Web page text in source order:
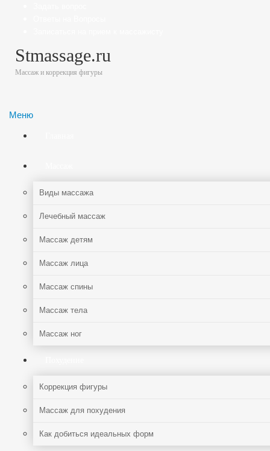
Stmassage.ru
Массаж и коррекция фигуры
Меню
Виды массажа
Лечебный массаж
Массаж детям
Массаж лица
Массаж спины
Массаж тела
Массаж ног
Коррекция фигуры
Массаж для похудения
Как добиться идеальных форм